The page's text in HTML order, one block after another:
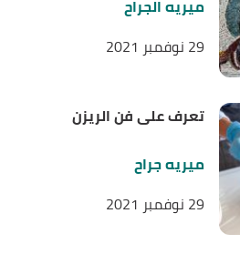
ميريه الجراح
29 نوفمبر 2021
تعرف على فن الريزن
ميريه جراح
29 نوفمبر 2021